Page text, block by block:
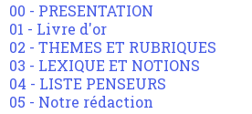
00 - PRESENTATION
01 - Livre d'or
02 - THEMES ET RUBRIQUES
03 - LEXIQUE ET NOTIONS
04 - LISTE PENSEURS
05 - Notre rédaction